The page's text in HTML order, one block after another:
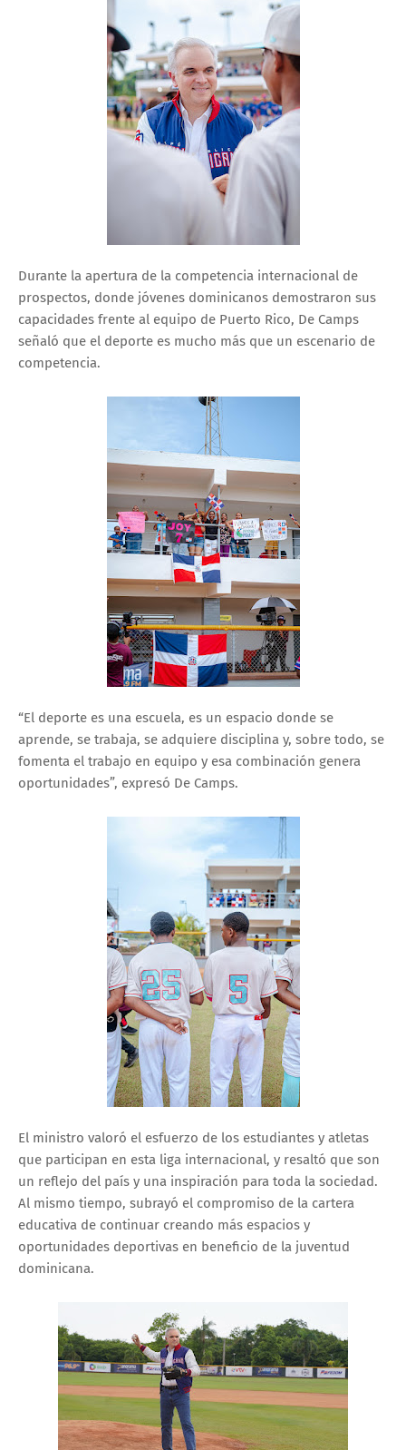
Durante la apertura de la competencia internacional de
prospectos, donde jóvenes dominicanos demostraron sus
capacidades frente al equipo de Puerto Rico, De Camps
señaló que el deporte es mucho más que un escenario de
competencia.
“El deporte es una escuela, es un espacio donde se
aprende, se trabaja, se adquiere disciplina y, sobre todo, se
fomenta el trabajo en equipo y esa combinación genera
oportunidades”, expresó De Camps.
El ministro valoró el esfuerzo de los estudiantes y atletas
que participan en esta liga internacional, y resaltó que son
un reflejo del país y una inspiración para toda la sociedad.
Al mismo tiempo, subrayó el compromiso de la cartera
educativa de continuar creando más espacios y
oportunidades deportivas en beneficio de la juventud
dominicana.